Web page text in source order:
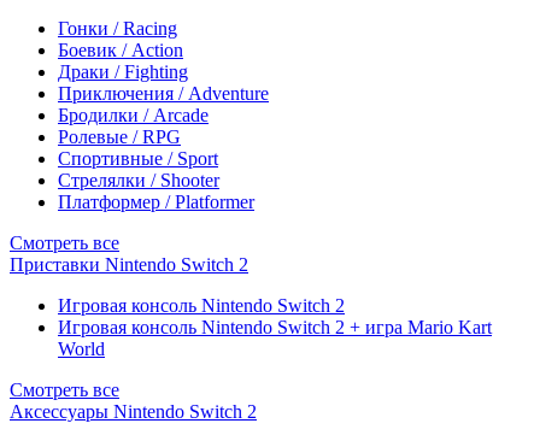
Гонки / Racing
Боевик / Action
Драки / Fighting
Приключения / Adventure
Бродилки / Arcade
Ролевые / RPG
Спортивные / Sport
Стрелялки / Shooter
Платформер / Platformer
Смотреть все
Приставки Nintendo Switch 2
Игровая консоль Nintendo Switch 2
Игровая консоль Nintendo Switch 2 + игра Mario Kart
World
Смотреть все
Аксессуары Nintendo Switch 2